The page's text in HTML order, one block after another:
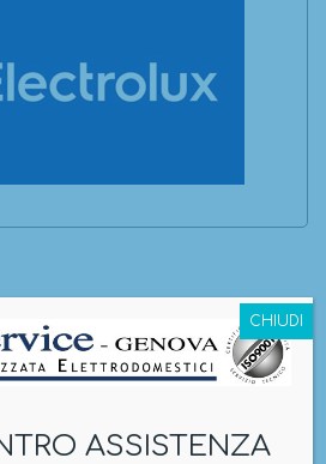
Genova (Fronte stadio
ASSISTENZA
CHIUDI